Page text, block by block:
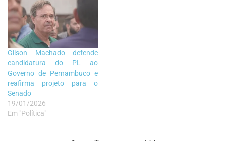
Gilson Machado defende
candidatura do PL ao
Governo de Pernambuco e
reafirma projeto para o
Senado
19/01/2026
Em "Política"